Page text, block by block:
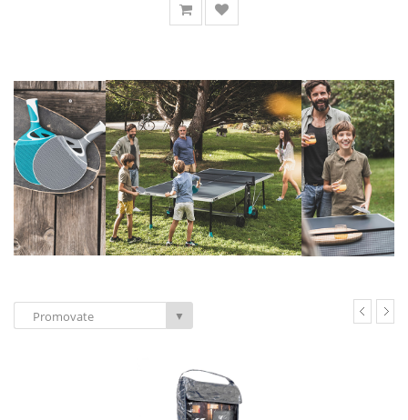
Favorite
Promovate ▼